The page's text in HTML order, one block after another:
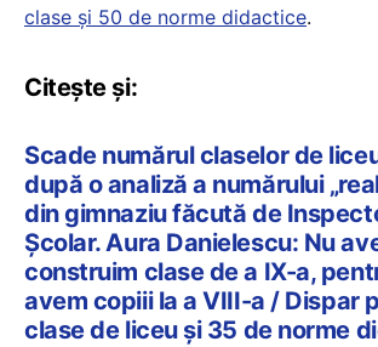
clase și 50 de norme didactice.
Citește și:
Scade numărul claselor de
după o analiză a numărului
din gimnaziu făcută de
Școlar. Aura Danielescu: Nu
construim clase de a IX-a,
avem copiii la a VIII-a / Dispar
clase de liceu și 35 de norme